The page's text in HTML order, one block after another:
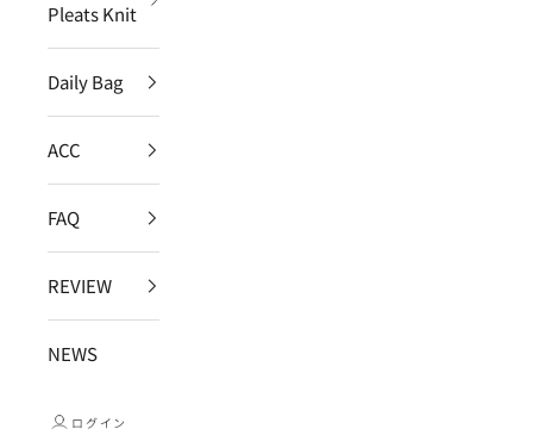
Pleats Knit
Daily Bag
ACC
FAQ
REVIEW
NEWS
ログイン